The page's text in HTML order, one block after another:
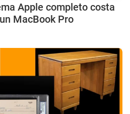
Apple completo costa
MacBook Pro